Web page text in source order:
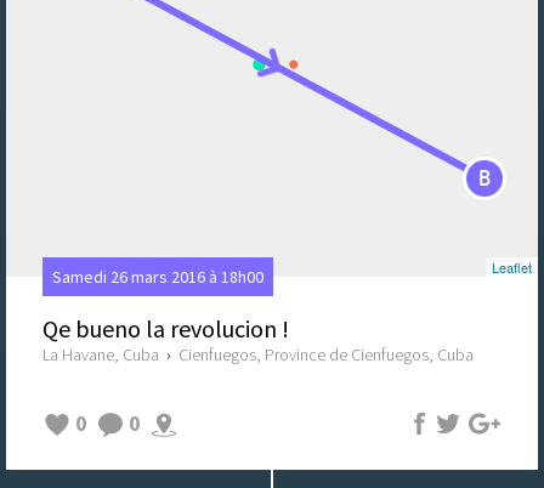
B
Leaflet
Samedi 26 mars 2016 à 18h00
Qe bueno la revolucion !
La Havane, Cuba › Cienfuegos, Province de Cienfuegos, Cuba
0 0